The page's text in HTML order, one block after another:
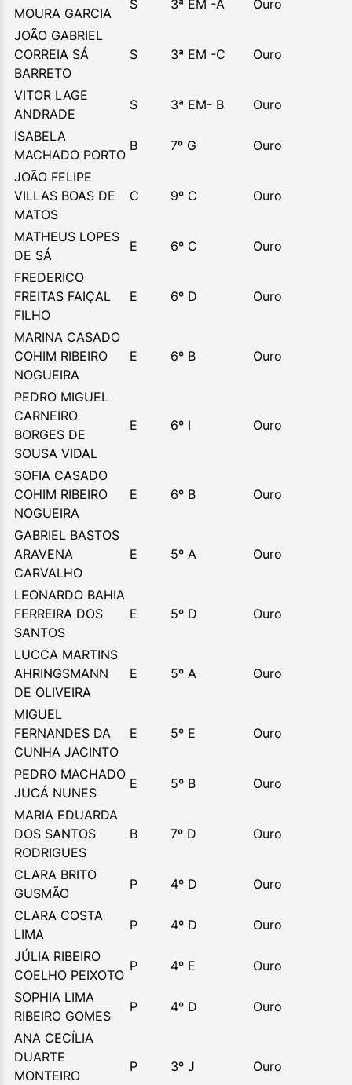
MOURA GARCIA
S 3ª EM -A
Ouro
JOÃO GABRIEL
CORREIA SÁ
BARRETO
S 3ª EM -C Ouro
VITOR LAGE
ANDRADE
S 3ª EM- B
Ouro
ISABELA
MACHADO PORTO
B 7º G
Ouro
JOÃO FELIPE
VILLAS BOAS DE
MATOS
C 9º C Ouro
MATHEUS LOPES
DE SÁ
E 6º C
Ouro
FREDERICO
FREITAS FAIÇAL
FILHO
E 6º D Ouro
MARINA CASADO
COHIM RIBEIRO
NOGUEIRA
E 6º B Ouro
PEDRO MIGUEL
CARNEIRO
BORGES DE
SOUSA VIDAL
E 6º I Ouro
SOFIA CASADO
COHIM RIBEIRO
NOGUEIRA
E 6º B Ouro
GABRIEL BASTOS
ARAVENA
CARVALHO
E 5º A Ouro
LEONARDO BAHIA
FERREIRA DOS
SANTOS
E 5º D Ouro
LUCCA MARTINS
AHRINGSMANN
DE OLIVEIRA
E 5º A Ouro
MIGUEL
FERNANDES DA
CUNHA JACINTO
E 5º E Ouro
PEDRO MACHADO
JUCÁ NUNES
E 5º B
Ouro
MARIA EDUARDA
DOS SANTOS
RODRIGUES
B 7º D Ouro
CLARA BRITO
GUSMÃO
P 4º D
Ouro
CLARA COSTA
LIMA
P 4º D
Ouro
JÚLIA RIBEIRO
COELHO PEIXOTO
P 4º E
Ouro
SOPHIA LIMA
RIBEIRO GOMES
P 4º D
Ouro
ANA CECÍLIA
DUARTE
MONTEIRO
P 3º J Ouro